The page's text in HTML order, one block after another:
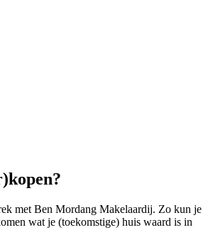
met Ben Mordang Makelaardij. Zo kun je
wat je (toekomstige) huis waard is in